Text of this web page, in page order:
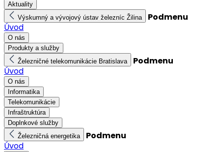
Aktuality
Výskumný a vývojový ústav železníc Žilina
Podmenu
Úvod
O nás
Produkty a služby
Železničné telekomunikácie Bratislava
Podmenu
Úvod
O nás
Informatika
Telekomunikácie
Infraštruktúra
Doplnkové služby
Železničná energetika
Podmenu
Úvod